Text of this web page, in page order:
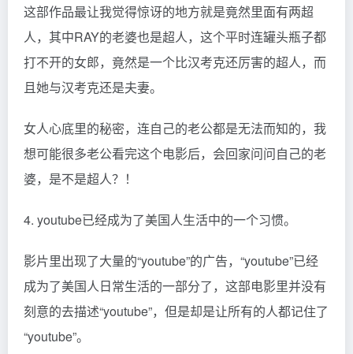
这部作品最让我觉得惊讶的地方就是竟然里面有两超
人，其中RAY的老婆也是超人，这个平时连罐头瓶子都
打不开的女郎，竟然是一个比汉考克还厉害的超人，而
且她与汉考克还是夫妻。
女人心底里的秘密，连自己的老公都是无法而知的，我
想可能很多老公看完这个电影后，会回家问问自己的老
婆，是不是超人？！
4. youtube已经成为了美国人生活中的一个习惯。
影片里出现了大量的“youtube”的广告，“youtube”已经
成为了美国人日常生活的一部分了，这部电影里并没有
刻意的去描述“youtube”，但是却是让所有的人都记住了
“youtube”。